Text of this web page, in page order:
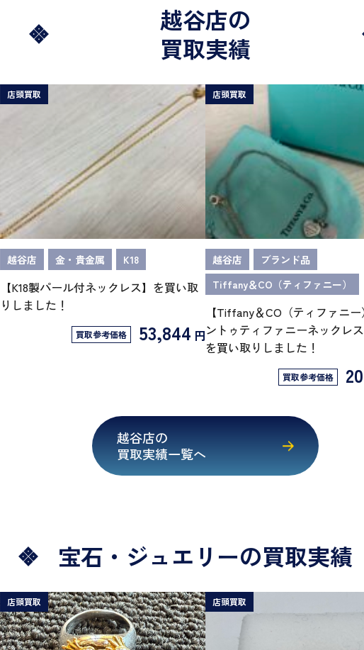
越谷店の
買取実績
店頭買取
越谷店 金・貴金属 K18
【K18製パール付ネックレス】を買い取
りしました！
買取参考価格 53,844 円
店頭買取
越谷店
ブランド品
Tiffany＆CO（ティファニー）
【Tiffany＆CO（ティファニ
ントゥティファニーネックレ
を買い取りしました！
買取参考価格
越谷店の
買取実績一覧へ
宝石・ジュエリーの買取実績
店頭買取 店頭買取